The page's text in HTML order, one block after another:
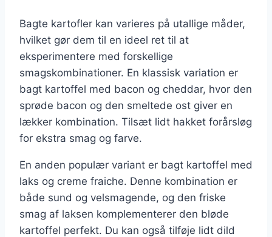
Bagte kartofler kan varieres på utallige måder,
hvilket gør dem til en ideel ret til at
eksperimentere med forskellige
smagskombinationer. En klassisk variation er
bagt kartoffel med bacon og cheddar, hvor den
sprøde bacon og den smeltede ost giver en
lækker kombination. Tilsæt lidt hakket forårsløg
for ekstra smag og farve.
En anden populær variant er bagt kartoffel med
laks og creme fraiche. Denne kombination er
både sund og velsmagende, og den friske
smag af laksen komplementerer den bløde
kartoffel perfekt. Du kan også tilføje lidt dild